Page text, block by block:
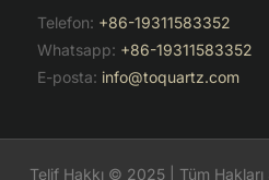
Telefon: +86-19311583352
Whatsapp: +86-19311583352
E-posta: info@toquartz.com
Telif Hakkı © 2025 | Tüm Hakları